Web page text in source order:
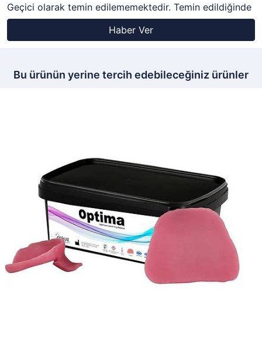
Geçici olarak temin edilememektedir. Temin edildiğinde
Haber Ver
Bu ürünün yerine tercih edebileceğiniz ürünler